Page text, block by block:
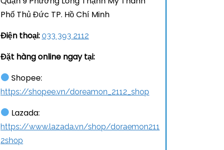
Phố Thủ Đức TP. Hồ Chí Minh
Điện thoại: 033 393 2112
Đặt hàng online ngay tại:
Shopee:
https://shopee.vn/doreamon_2112_shop
Lazada:
https://www.lazada.vn/shop/doraemon211
2shop